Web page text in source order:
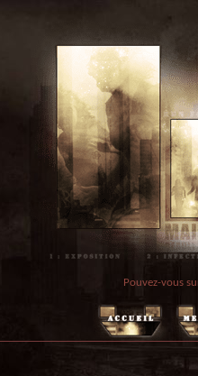
Pouvez-vous